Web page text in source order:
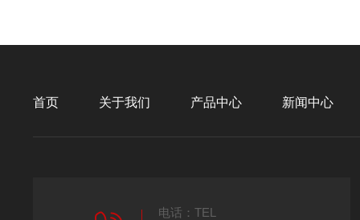
首页 关于我们 产品中心 新闻中心
电话：TEL